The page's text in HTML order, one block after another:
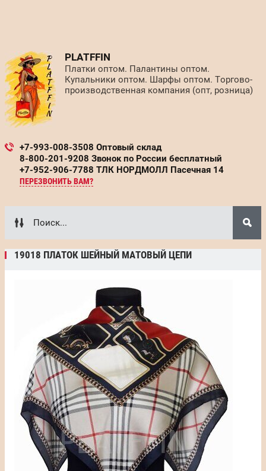
PLATFFIN
Платки оптом. Палантины оптом.
Купальники оптом. Шарфы оптом. Торгово-
производственная компания (опт, розница)
+7-993-008-3508 Оптовый склад
8-800-201-9208 Звонок по России бесплатный
+7-952-906-7788 ТЛК НОРДМОЛЛ Пасечная 14
ПЕРЕЗВОНИТЬ ВАМ?
19018 ПЛАТОК ШЕЙНЫЙ МАТОВЫЙ ЦЕПИ